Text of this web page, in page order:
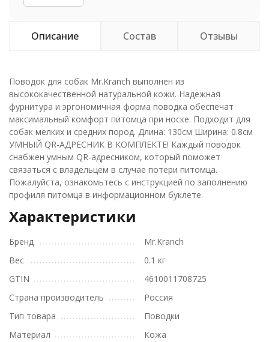
Описание Состав Отзывы
Поводок для собак Mr.Kranch выполнен из
высококачественной натуральной кожи. Надежная
фурнитура и эргономичная форма поводка обеспечат
максимальный комфорт питомца при носке. Подходит для
собак мелких и средних пород. Длина: 130см Ширина: 0.8см
УМНЫЙ QR-АДРЕСНИК В КОМПЛЕКТЕ! Каждый поводок
снабжен умным QR-адресником, который поможет
связаться с владельцем в случае потери питомца.
Пожалуйста, ознакомьтесь с инструкцией по заполнению
профиля питомца в информационном буклете.
Характеристики
Бренд
Mr.Kranch
Вес
0.1 кг
GTIN
4610011708725
Страна производитель
Россия
Тип товара
Поводки
Материал
Кожа